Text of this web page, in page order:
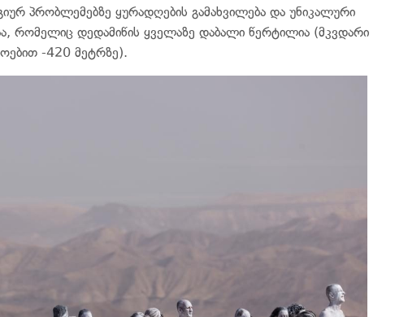
პრობლემებზე ყურადღების გამახვილება და უნიკალური
რომელიც დედამიწის ყველაზე დაბალი წერტილია (მკვდარი
-420 მეტრზე).